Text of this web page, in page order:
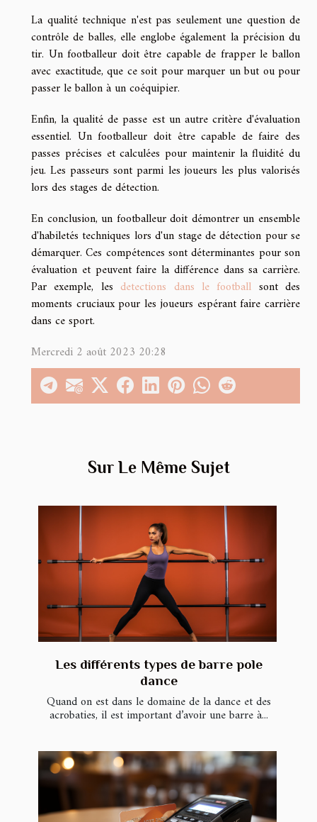
Sur Le Même Sujet
Les différents types de barre pole
dance
Quand on est dans le domaine de la dance et des
acrobaties, il est important d’avoir une barre à...
La qualité technique n'est pas seulement une question de
contrôle de balles, elle englobe également la précision du
tir. Un footballeur doit être capable de frapper le ballon
avec exactitude, que ce soit pour marquer un but ou pour
passer le ballon à un coéquipier.
Enfin, la qualité de passe est un autre critère d'évaluation
essentiel. Un footballeur doit être capable de faire des
passes précises et calculées pour maintenir la fluidité du
jeu. Les passeurs sont parmi les joueurs les plus valorisés
lors des stages de détection.
En conclusion, un footballeur doit démontrer un ensemble
d'habiletés techniques lors d'un stage de détection pour se
démarquer. Ces compétences sont déterminantes pour son
évaluation et peuvent faire la différence dans sa carrière.
Par exemple, les detections dans le football sont des
moments cruciaux pour les joueurs espérant faire carrière
dans ce sport.
Mercredi 2 août 2023 20:28